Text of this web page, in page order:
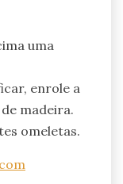
uma
enrole a
madeira.
omeletas.